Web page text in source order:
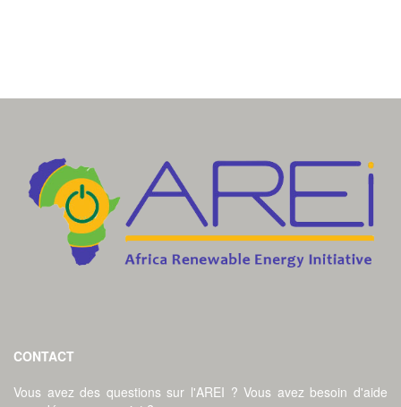
CONTACT
Vous avez des questions sur l'AREI ? Vous avez besoin d'aide